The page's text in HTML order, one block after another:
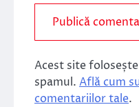
Acest site
spamul. Află cum
comentariilor tale.